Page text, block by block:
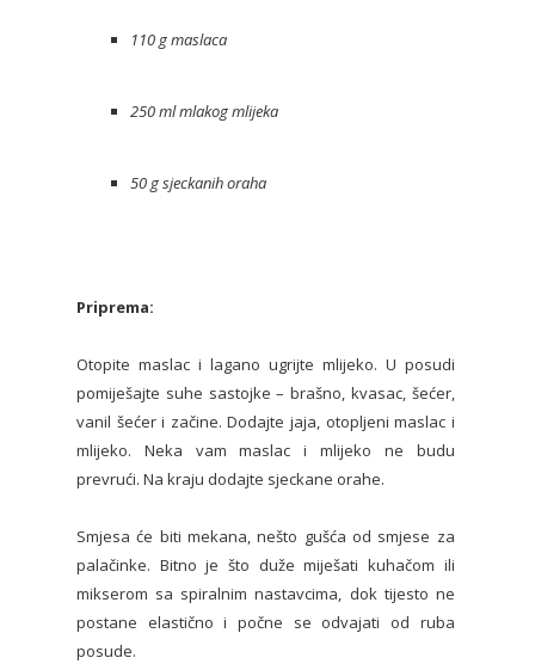
110 g maslaca
250 ml mlakog mlijeka
50 g sjeckanih oraha
Priprema:
Otopite maslac i lagano ugrijte mlijeko. U posudi
pomiješajte suhe sastojke – brašno, kvasac, šećer,
vanil šećer i začine. Dodajte jaja, otopljeni maslac i
mlijeko. Neka vam maslac i mlijeko ne budu
prevrući. Na kraju dodajte sjeckane orahe.
Smjesa će biti mekana, nešto gušća od smjese za
palačinke. Bitno je što duže miješati kuhačom ili
mikserom sa spiralnim nastavcima, dok tijesto ne
postane elastično i počne se odvajati od ruba
posude.